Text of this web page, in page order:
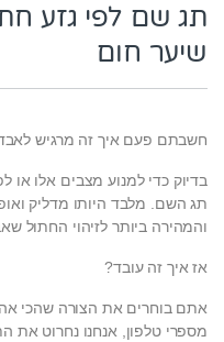
תג שם לפי גזע
שיער חום
חשבתם פעם איך זה מרגיש
בדיוק כדי למנוע מצבים אלו
תג השם. מלבד היותו מדליק
והמהירה ביותר לזיהוי החתול
אז איך זה עובד?
אתם בוחרים את הצורה שהכי
מספרי טלפון, אנחנו נחרוט את